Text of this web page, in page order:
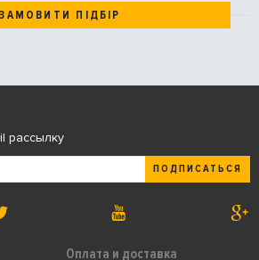
ПІДБІР
Оплата и доставка
рассылку
ПОДПИСАТЬСЯ